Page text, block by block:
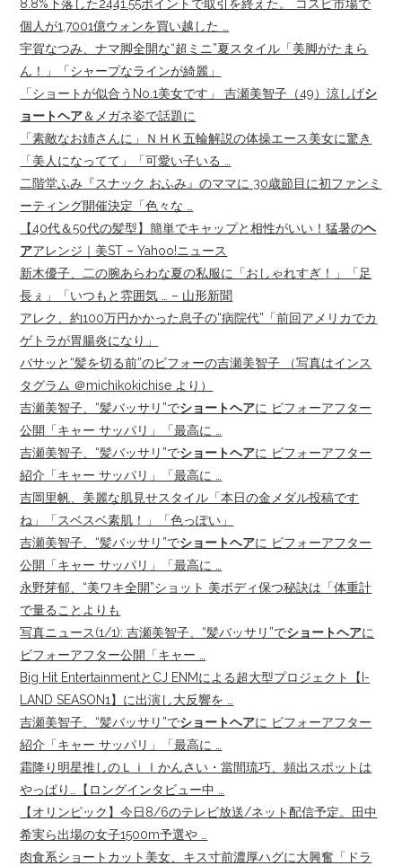
8.8%下落した2441.55ポイントで取引を終えた。 コスピ市場で
個人が1,7001億ウォンを買い越した …
宇賀なつみ、ナマ脚全開な“超ミニ”夏スタイル「美脚がたまら
ん！」「シャープなラインが綺麗」
「ショートが似合うNo.1美女です」 吉瀬美智子（49）涼しげシ
ョートヘア＆メガネ姿で話題に
「素敵なお姉さんに」ＮＨＫ五輪解説の体操エース美女に驚き
「美人になってて」「可愛い子いる …
二階堂ふみ『スナック おふみ』のママに 30歳節目に初ファンミ
ーティング開催決定「色々な …
【40代＆50代の髪型】簡単でキャップと相性がいい！猛暑のヘ
アアレンジ｜美ST – Yahoo!ニュース
新木優子、二の腕あらわな夏の私服に「おしゃれすぎ！」「足
長ぇ」「いつもと雰囲気 … – 山形新聞
アレク、約100万円かかった息子の“病院代”「前回アメリカでカ
ゲトラが胃腸炎になり」
バサッと“髪を切る前”のビフォーの吉瀬美智子 （写真はインス
タグラム ＠michikokichise より）
吉瀬美智子、“髪バッサリ”でショートヘアに ビフォーアフター
公開「キャー サッパリ」「最高に …
吉瀬美智子、“髪バッサリ”でショートヘアに ビフォーアフター
紹介「キャー サッパリ」「最高に …
吉岡里帆、美麗な肌見せスタイル「本日の金メダル投稿です
ね」「スベスベ素肌！」「色っぽい」
吉瀬美智子、“髪バッサリ”でショートヘアに ビフォーアフター
公開「キャー サッパリ」「最高に …
永野芽郁、“美ワキ全開”ショット 美ボディ保つ秘訣は「体重計
で量ることよりも
写真ニュース(1/1): 吉瀬美智子、“髪バッサリ”でショートヘアに
ビフォーアフター公開「キャー …
Big Hit EntertainmentとCJ ENMによる超大型プロジェクト【I-
LAND SEASON1】に出演し大反響を …
吉瀬美智子、“髪バッサリ”でショートヘアに ビフォーアフター
紹介「キャー サッパリ」「最高に …
霜降り明星推しのＬｉｌかんさい・當間琉巧、頻出スポットは
やっぱり…【ロングインタビュー中 …
【オリンピック】今日8/6のテレビ放送/ネット配信予定。田中
希実ら出場の女子1500m予選や …
肉食系ショートカット美女、キス寸前濃厚ハグに大興奮「ドラ